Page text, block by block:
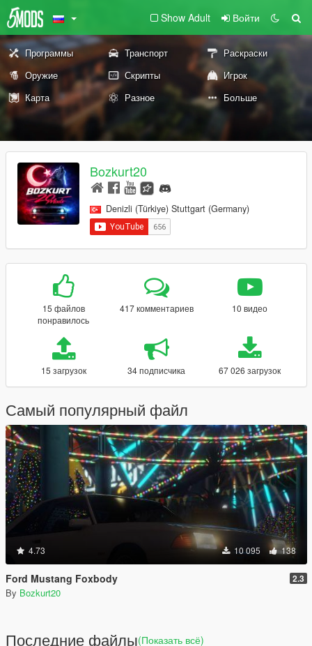
Show Adult Войти
Программы Транспорт
Раскраски
Оружие
Скрипты
Игрок
Карта
Разное Больше
Bozkurt20
Denizli (Türkiye) Stuttgart (Germany)
15 файлов
понравилось
417 комментариев 10 видео
15 загрузок 34 подписчика 67 026 загрузок
Самый популярный файл
4.73 10 095 138
Ford Mustang Foxbody 2.3
By Bozkurt20
Последние файлы(Показать всё)